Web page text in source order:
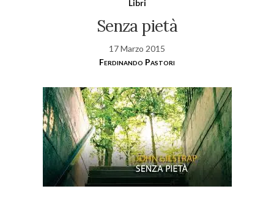
Libri
Senza pietà
17 Marzo 2015
Ferdinando Pastori